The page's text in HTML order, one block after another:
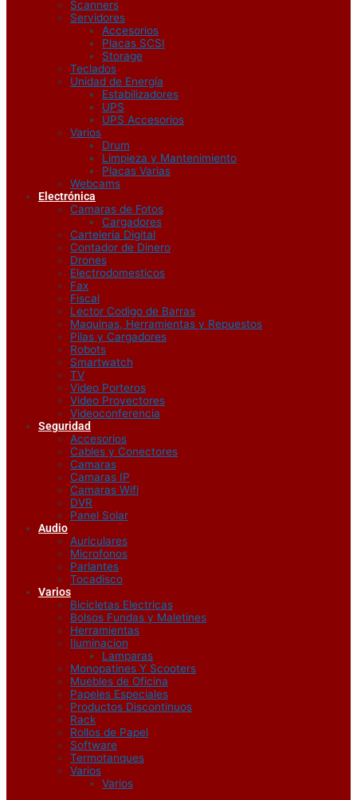
Scanners
Servidores
Accesorios
Placas SCSI
Storage
Teclados
Unidad de Energía
Estabilizadores
UPS
UPS Accesorios
Varios
Drum
Limpieza y Mantenimiento
Placas Varias
Webcams
Electrónica
Camaras de Fotos
Cargadores
Carteleria Digital
Contador de Dinero
Drones
Electrodomesticos
Fax
Fiscal
Lector Codigo de Barras
Maquinas, Herramientas y Repuestos
Pilas y Cargadores
Robots
Smartwatch
TV
Video Porteros
Video Proyectores
Videoconferencia
Seguridad
Accesorios
Cables y Conectores
Camaras
Camaras IP
Camaras Wifi
DVR
Panel Solar
Audio
Auriculares
Microfonos
Parlantes
Tocadisco
Varios
Bicicletas Electricas
Bolsos Fundas y Maletines
Herramientas
Iluminacion
Lamparas
Monopatines Y Scooters
Muebles de Oficina
Papeles Especiales
Productos Discontinuos
Rack
Rollos de Papel
Software
Termotanques
Varios
Varios